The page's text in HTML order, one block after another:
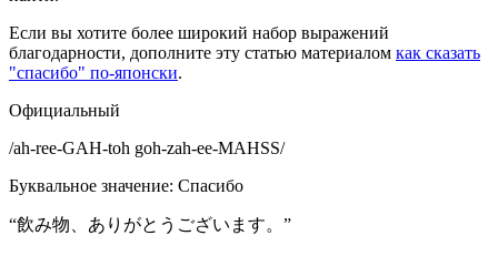
Если вы хотите более широкий набор выражений
благодарности, дополните эту статью материалом как сказать
"спасибо" по-японски.
Официальный
/ah-ree-GAH-toh goh-zah-ee-MAHSS/
Буквальное значение: Спасибо
“飲み物、ありがとうございます。 ”